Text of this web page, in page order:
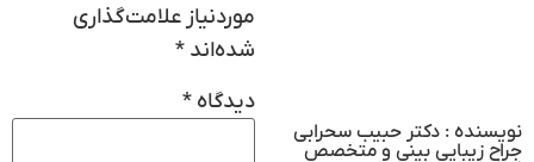
نویسنده : دکتر حبیب سحرابی
جراح زیبایی بینی و متخصص
موردنیاز علامت‌گذاری
شده‌اند *
دیدگاه *